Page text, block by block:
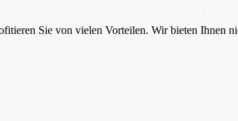
Sie von vielen Vorteilen. Wir bieten Ihnen